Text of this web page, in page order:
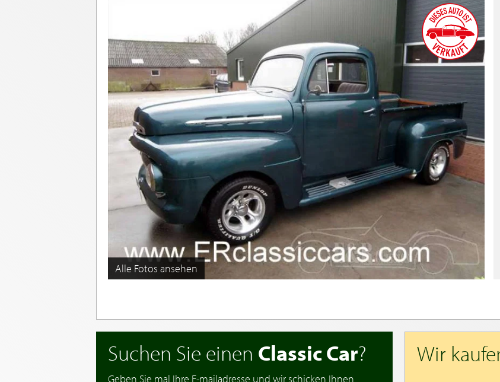
Alle Fotos ansehen
Suchen Sie einen Classic Car?
Geben Sie mal Ihre E-mailadresse und wir schicken Ihnen
Wir